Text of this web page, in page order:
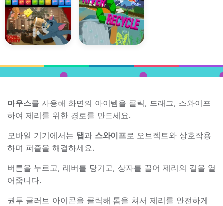
마우스를 사용해 화면의 아이템을 클릭, 드래그, 스와이프
하여 제리를 위한 경로를 만드세요.
모바일 기기에서는 탭과 스와이프로 오브젝트와 상호작용
하며 퍼즐을 해결하세요.
버튼을 누르고, 레버를 당기고, 상자를 끌어 제리의 길을 열
어줍니다.
권투 글러브 아이콘을 클릭해 톰을 쳐서 제리를 안전하게